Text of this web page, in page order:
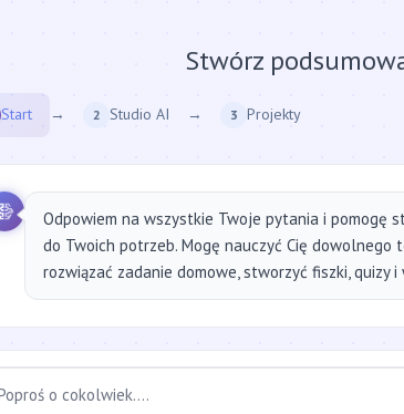
Stwórz
Start → 2 Studio AI → 3 Projekty
Odpowiem na wszystkie Twoje pytania i pomogę
do Twoich potrzeb. Mogę nauczyć Cię dowolnego
rozwiązać zadanie domowe, stworzyć fiszki, quizy i